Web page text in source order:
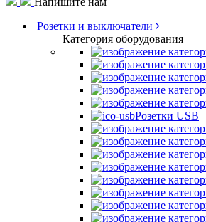
Розетки и выключатели
Категория оборудования
Розетки USB